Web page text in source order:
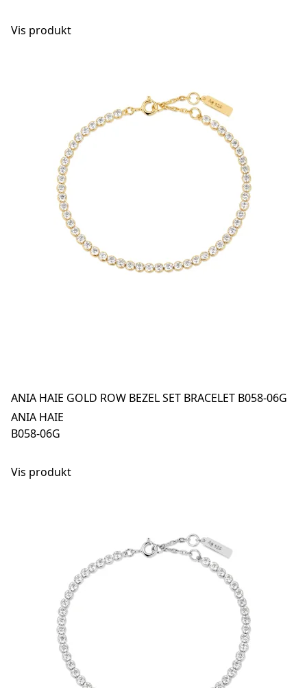
Vis produkt
ANIA HAIE GOLD ROW BEZEL SET BRACELET B058-06G
ANIA HAIE
B058-06G
Vis produkt